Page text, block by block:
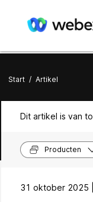
Start / Artikel
Dit artikel is van
Producten
31 oktober 2025 |